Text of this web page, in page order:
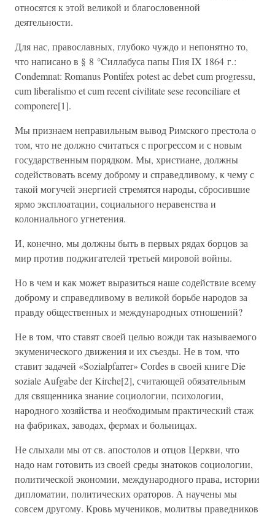
относятся к этой великой и благословенной
деятельности.
Для нас, православных, глубоко чуждо и непонятно то,
что написано в § 8 °Cиллабуса папы Пия IX 1864 г.:
Condemnat: Romanus Pontifex potest ас debet cum progressu,
cum liberalismo et cum recent civilitate sese reconciliare et
componere[1].
Мы признаем неправильным вывод Римского престола о
том, что не должно считаться с прогрессом и с новым
государственным порядком. Мы, христиане, должны
содействовать всему доброму и справедливому, к чему с
такой могучей энергией стремятся народы, сбросившие
ярмо эксплоатации, социального неравенства и
колониального угнетения.
И, конечно, мы должны быть в первых рядах борцов за
мир против поджигателей третьей мировой войны.
Но в чем и как может выразиться наше содействие всему
доброму и справедливому в великой борьбе народов за
правду общественных и международных отношений?
Не в том, что ставят своей целью вожди так называемого
экуменического движения и их съезды. Не в том, что
ставит задачей «Sozialpfarrer» Cordes в своей книге Die
soziale Aufgabe der Kirche[2], считающей обязательным
для священника знание социологии, психологии,
народного хозяйства и необходимым практический стаж
на фабриках, заводах, фермах и больницах.
Не слыхали мы от св. апостолов и отцов Церкви, что
надо нам готовить из своей среды знатоков социологии,
политической экономии, международного права, истории
дипломатии, политических ораторов. А научены мы
совсем другому. Кровь мучеников, молитвы праведников